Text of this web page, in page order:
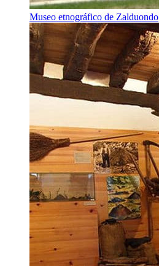
Museo etnográfico de Zalduondo